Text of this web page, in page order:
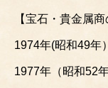
【宝石・貴金属商
1974年(昭和49年
1977年（昭和52